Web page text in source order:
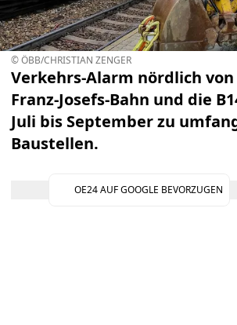
© ÖBB/CHRISTIAN ZENGER
Verkehrs-Alarm nördlich von
Franz-Josefs-Bahn und die
Juli bis September zu
Baustellen.
OE24 AUF GOOGLE BEVORZUGEN